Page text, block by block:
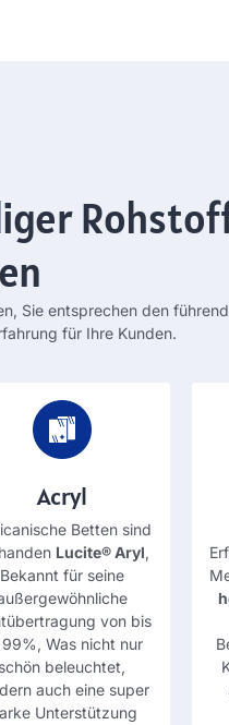
Sie entsprechen den
für Ihre Kunden.
Acryl
Betten sind
Lucite® Aryl,
Bekannt für seine
von bis
Was nicht nur
schön beleuchtet,
auch eine super
Unterstützung